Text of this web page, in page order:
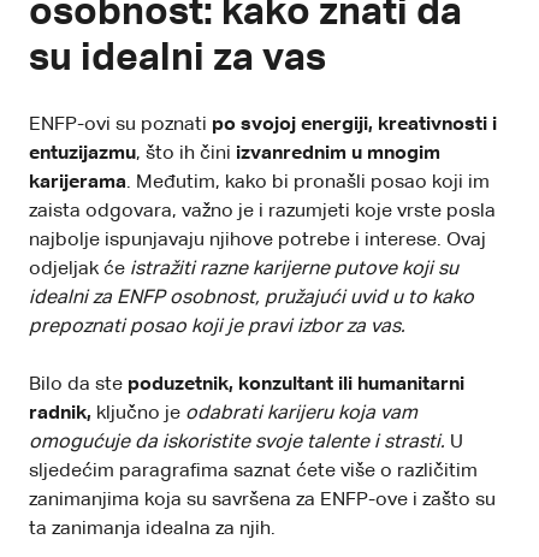
osobnost: kako znati da
su idealni za vas
ENFP-ovi su poznati po svojoj energiji, kreativnosti i
entuzijazmu, što ih čini izvanrednim u mnogim
karijerama. Međutim, kako bi pronašli posao koji im
zaista odgovara, važno je i razumjeti koje vrste posla
najbolje ispunjavaju njihove potrebe i interese. Ovaj
odjeljak će istražiti razne karijerne putove koji su
idealni za ENFP osobnost, pružajući uvid u to kako
prepoznati posao koji je pravi izbor za vas.
Bilo da ste poduzetnik, konzultant ili humanitarni
radnik, ključno je odabrati karijeru koja vam
omogućuje da iskoristite svoje talente i strasti. U
sljedećim paragrafima saznat ćete više o različitim
zanimanjima koja su savršena za ENFP-ove i zašto su
ta zanimanja idealna za njih.